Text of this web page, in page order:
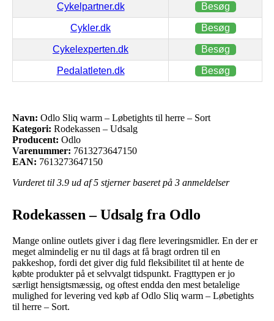
Cykelpartner.dk Besøg
Cykler.dk Besøg
Cykelexperten.dk Besøg
Pedalatleten.dk Besøg
Navn: Odlo Sliq warm – Løbetights til herre – Sort
Kategori: Rodekassen – Udsalg
Producent: Odlo
Varenummer: 7613273647150
EAN: 7613273647150
Vurderet til 3.9 ud af 5 stjerner baseret på 3 anmeldelser
Rodekassen – Udsalg fra Odlo
Mange online outlets giver i dag flere leveringsmidler. En der er
meget almindelig er nu til dags at få bragt ordren til en
pakkeshop, fordi det giver dig fuld fleksibilitet til at hente de
købte produkter på et selvvalgt tidspunkt. Fragttypen er jo
særligt hensigtsmæssig, og oftest endda den mest betalelige
mulighed for levering ved køb af Odlo Sliq warm – Løbetights
til herre – Sort.